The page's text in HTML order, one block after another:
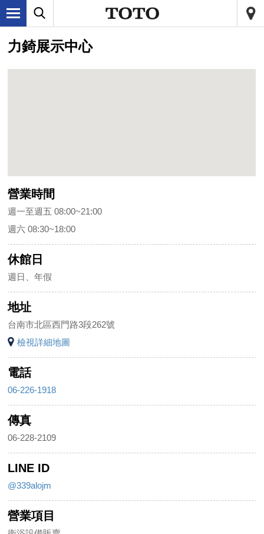
力錡展示中心
營業時間
週一至週五 08:00~21:00
週六 08:30~18:00
休館日
週日、年假
地址
台南市北區西門路3段262號
檢視詳細地圖
電話
06-226-1918
傳真
06-228-2109
LINE ID
@339alojm
營業項目